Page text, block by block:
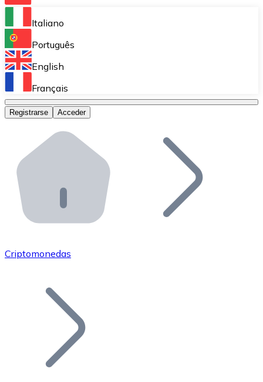
Bitnovo Ramp
Integra nuestra solución en tu plataforma.
Bitnovo Giftcards
Bitnovo OTC
Bitnovo ATM
Integra un ATM Bitnovo en tu negocio y permite que
Bitnovo API
Integra nuestra API en tu ecosistema.
Únete a nuestra red de distribuidores.
Añade tu proyecto a nuestro ecosistema.
Italiano
Português
English
Français
Registrarse Acceder
Criptomonedas